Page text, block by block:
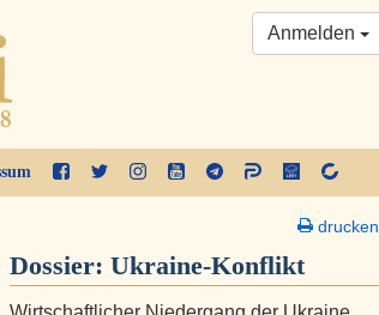
Anmelden
drucken
Dossier: Ukraine-Konflikt